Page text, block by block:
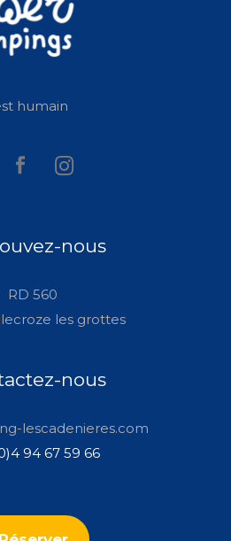
humain
nous
RD 560
les grottes
nous
lescadenieres.com
94 67 59 66